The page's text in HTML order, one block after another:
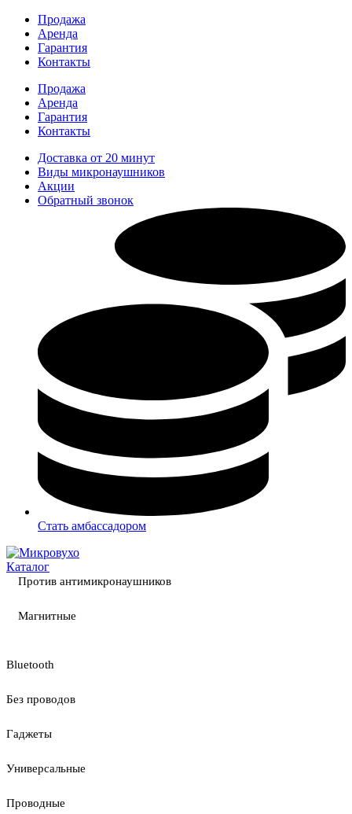
Перейти
содержимому
Продажа
Аренда
Гарантия
Контакты
Продажа
Аренда
Гарантия
Контакты
Доставка от 20 минут
Виды микронаушников
Акции
Обратный звонок
Стать амбассадором
Каталог
Против антимикронаушников
Магнитные
Bluetooth
Без проводов
Гаджеты
Универсальные
Проводные